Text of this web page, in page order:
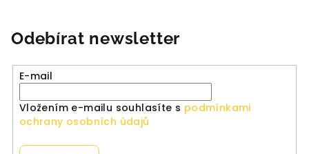
hvězdiček.
Odebírat newsletter
E-mail
Vložením e-mailu souhlasíte s podmínkami
ochrany osobních údajů